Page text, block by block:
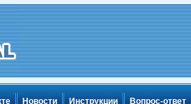
Новости Инструкции Вопрос-ответ